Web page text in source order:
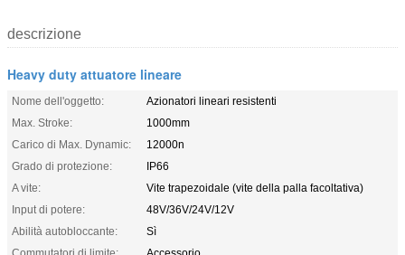
descrizione
Heavy duty attuatore lineare
Nome dell'oggetto:
Azionatori lineari resistenti
Max. Stroke:
1000mm
Carico di Max. Dynamic:
12000n
Grado di protezione:
IP66
A vite:
Vite trapezoidale (vite della palla facoltativa)
Input di potere:
48V/36V/24V/12V
Abilità autobloccante:
Sì